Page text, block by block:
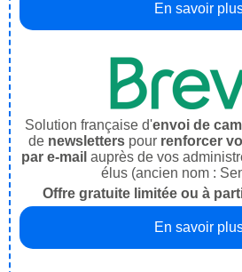
En savoir
Solution française d'envoi de
de newsletters pour renforcer
par e-mail auprès de vos
élus (ancien nom :
Offre gratuite limitée ou à
En savoir